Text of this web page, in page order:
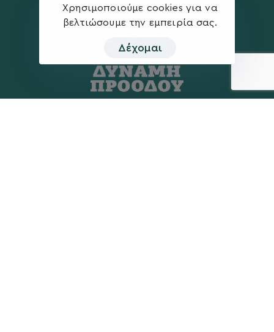
Χρησιμοποιούμε cookies για να
βελτιώσουμε την εμπειρία σας.
Δέχομαι